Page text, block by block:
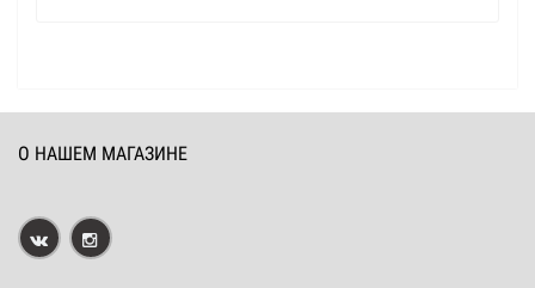
О НАШЕМ МАГАЗИНЕ